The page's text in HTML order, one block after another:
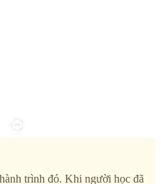
trình đó. Khi người học đã